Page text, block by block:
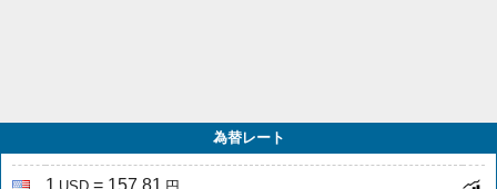
為替レート
1 = 157.81